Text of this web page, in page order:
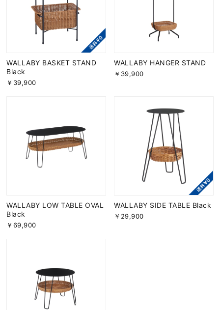
WALLABY BASKET STAND
Black
￥39,900
WALLABY HANGER STAND
￥39,900
WALLABY LOW TABLE OVAL
Black
￥69,900
WALLABY SIDE TABLE Black
￥29,900